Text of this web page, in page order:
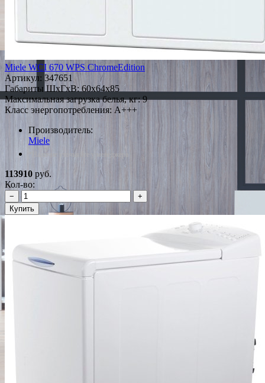
Miele WCI 670 WPS ChromeEdition
Артикул: 347651
Габариты ШxГxВ: 60x64x85
Максимальная загрузка белья, кг: 9
Класс энергопотребления: A+++
Производитель:
Miele
*Наличие уточняйте у менеджера
113910 руб.
Кол-во:
−
+
Купить